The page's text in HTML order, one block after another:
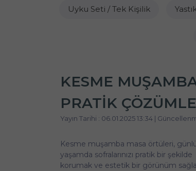
Uyku Seti / Tek Kişilik
KESME
PRATIK
Yayın Tarihi : 06.01.2025 13:34 |
Kesme muşamba masa örtüleri,
yaşamda sofralarınızı pratik bir şekilde
korumak ve estetik bir görünüm